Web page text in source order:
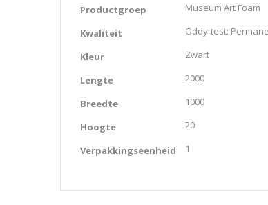
Productgroep Museum Art Foam
Kwaliteit Oddy-test:
Kleur Zwart
Lengte 2000
Breedte 1000
Hoogte 20
Verpakkingseenheid 1